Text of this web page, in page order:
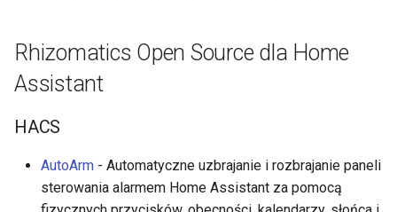
Rhizomatics Open Source dla Home
Assistant
HACS
AutoArm - Automatyczne uzbrajanie i rozbrajanie paneli
sterowania alarmem Home Assistant za pomocą